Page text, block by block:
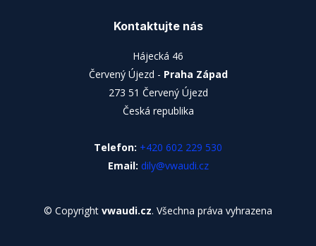
Kontaktujte nás
Hájecká 46
Červený Újezd - Praha Západ
273 51 Červený Újezd
Česká republika
Telefon: +420 602 229 530
Email: dily@vwaudi.cz
© Copyright vwaudi.cz. Všechna práva vyhrazena